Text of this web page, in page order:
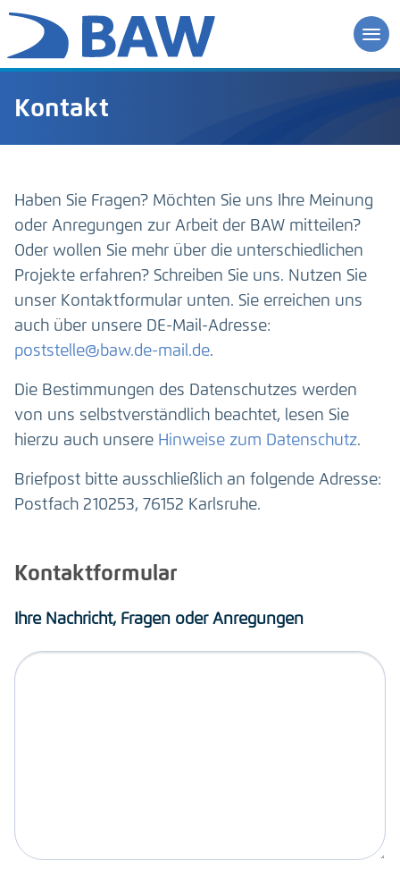
Kontakt
Haben Sie Fragen? Möchten Sie uns Ihre Meinung
oder Anregungen zur Arbeit der BAW mitteilen?
Oder wollen Sie mehr über die unterschiedlichen
Projekte erfahren? Schreiben Sie uns. Nutzen Sie
unser Kontaktformular unten. Sie erreichen uns
auch über unsere DE-Mail-Adresse:
poststelle@baw.de-mail.de.
Die Bestimmungen des Datenschutzes werden
von uns selbstverständlich beachtet, lesen Sie
hierzu auch unsere Hinweise zum Datenschutz.
Briefpost bitte ausschließlich an folgende Adresse:
Postfach 210253, 76152 Karlsruhe.
Kontaktformular
Ihre Nachricht, Fragen oder Anregungen